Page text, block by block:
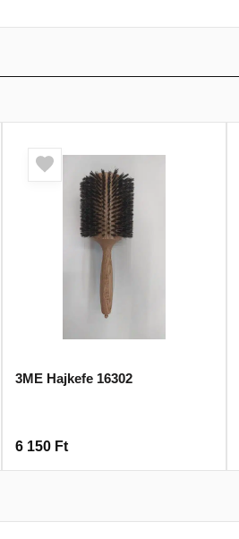
3ME Hajkefe 16302
6 150 Ft